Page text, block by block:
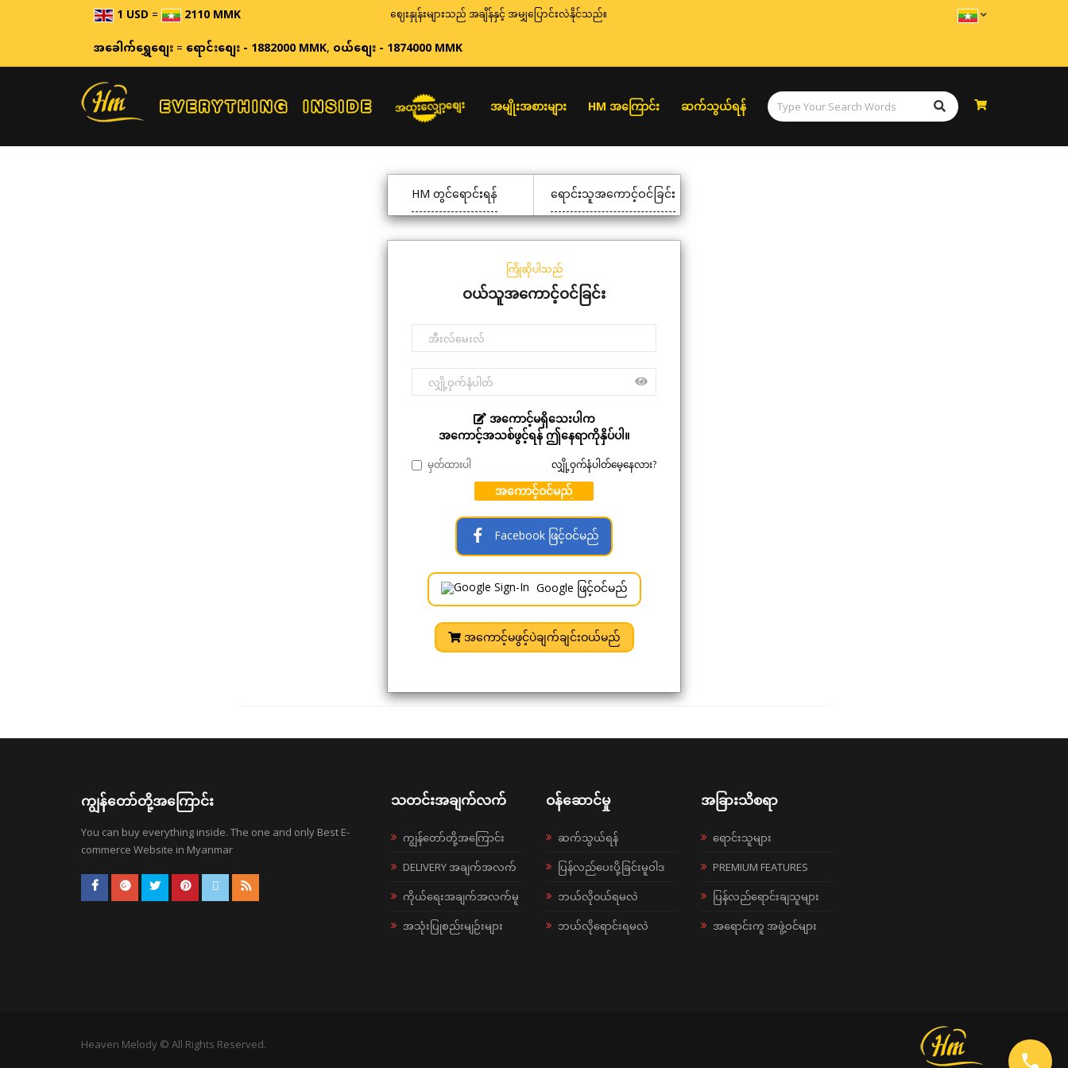
1 USD= 2110 MMK ဈေးနှုန်းများသည် အချိန်နှင့် အမျှပြောင်းလဲနိုင်သည်။
အခေါက်ရွှေစျေး=ရောင်းစျေး - 1882000 MMK,ဝယ်စျေး - 1874000 MMK
အထူးလျှော့စျေး အမျိုးအစားများ HM အကြောင်း ဆက်သွယ်ရန်
HM တွင်ရောင်းရန် ရောင်းသူအကောင့်ဝင်ခြင်း
ကြိုဆိုပါသည်
ဝယ်သူအကောင့်ဝင်ခြင်း
အကောင့်မရှိသေးပါက
အကောင့်အသစ်ဖွင့်ရန် ဤနေရာကိုနှိပ်ပါ။
မှတ်ထားပါ လျှို့ဝှက်နံပါတ်မေ့နေလား?
အကောင့်ဝင်မည်
Facebook ဖြင့်ဝင်မည်
Google ဖြင့်ဝင်မည်
အကောင့်မဖွင့်ပဲချက်ချင်းဝယ်မည်
ကျွန်တော်တို့အကြောင်း
You can buy everything inside. The one and only Best E-
commerce Website in Myanmar
သတင်းအချက်လက်
ကျွန်တော်တို့အကြောင်း
DELIVERY အချက်အလက်
ကိုယ်ရေးအချက်အလက်မူ
အသုံးပြုစည်းမျဉ်းများ
ဝန်ဆောင်မှု
ဆက်သွယ်ရန်
ပြန်လည်ပေးပို့ခြင်းမူဝါဒ
ဘယ်လို၀ယ်ရမလဲ
ဘယ်လိုရောင်းရမလဲ
အခြားသိစရာ
ရောင်းသူများ
PREMIUM FEATURES
ပြန်လည်ရောင်းချသူများ
အရောင်းကူ အဖွဲ့ဝင်များ
Heaven Melody © All Rights Reserved.